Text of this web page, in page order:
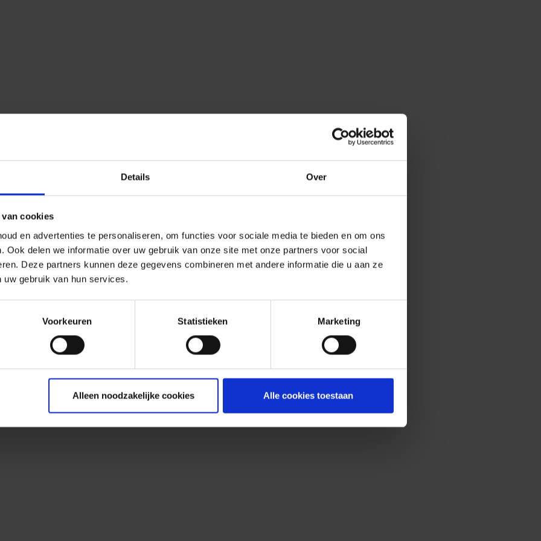
Details Over
cookies
en advertenties te personaliseren, om functies voor sociale media te bieden en om ons
Ook delen we informatie over uw gebruik van onze site met onze partners voor social
Deze partners kunnen deze gegevens combineren met andere informatie die u aan ze
gebruik van hun services.
Voorkeuren Statistieken Marketing
Alleen noodzakelijke cookies Alle cookies toestaan